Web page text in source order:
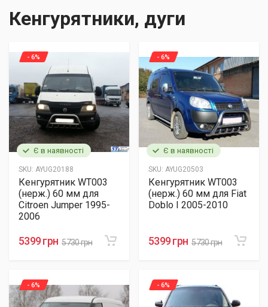
Кенгурятники, дуги
Є в наявності
SKU: AYUG20188
- 6%
Кенгурятник WT003
(нерж.) 60 мм для
Citroen Jumper 1995-
2006
5399 грн 5730 грн
Є в наявності
SKU: AYUG20503
- 6%
Кенгурятник WT003
(нерж.) 60 мм для Fiat
Doblo I 2005-2010
5399 грн 5730 грн
- 6% - 6%